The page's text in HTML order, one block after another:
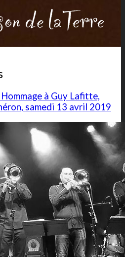
à Guy Lafitte,
samedi 13 avril 2019